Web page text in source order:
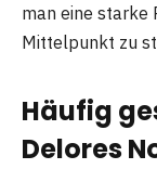
man eine starke
Mittelpunkt zu
Häufig
Delores